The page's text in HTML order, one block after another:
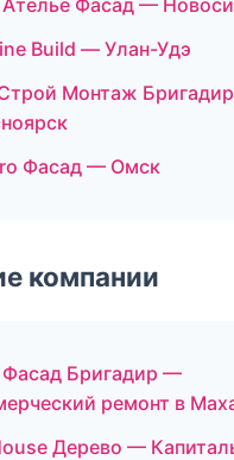
Фасад —
Build — Улан-Удэ
Монтаж
Фасад — Омск
компании
Бригадир —
ремонт в
Дерево —